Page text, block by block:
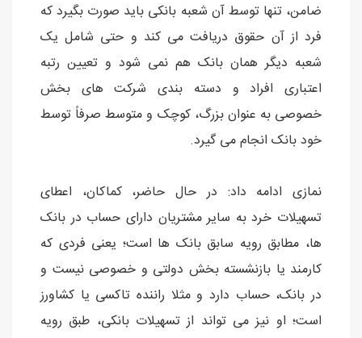
ضامن، تنها توسط آن شعبه بانکی باید صورت بگیرد که
فرد از آن حقوق دریافت می کند و حتی شامل یک
شعبه دیگر همان بانک هم نمی شود و تعیین رتبه
اعتباری افراد و دسته بندی شرکت های بخش
خصوصی به عنوان بزرگ، کوچک و متوسط صرفاً توسط
خود بانک انجام می گیرد.
نمازی ادامه داد: در حال حاضر، کماکان، اعطای
تسهیلات خرد به سایر مشتریان دارای حساب در بانک
ها، مطابق رویه سابق بانک ها است؛ یعنی فردی که
کارمند یا بازنشسته بخش دولتی و خصوصی نیست و
در بانک، حساب دارد و مثلا راننده تاکسی یا کشاورز
است؛ او نیز می تواند از تسهیلات بانکی، طبق رویه